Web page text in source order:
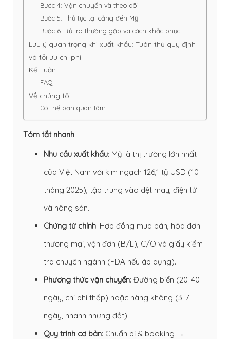
Bước 4: Vận chuyển và theo dõi
Bước 5: Thủ tục tại cảng đến Mỹ
Bước 6: Rủi ro thường gặp và cách khắc phục
Lưu ý quan trọng khi xuất khẩu: Tuân thủ quy định
và tối ưu chi phí
Kết luận
FAQ
Về chúng tôi
Có thể bạn quan tâm:
Tóm tắt nhanh
Nhu cầu xuất khẩu: Mỹ là thị trường lớn nhất
của Việt Nam với kim ngạch 126,1 tỷ USD (10
tháng 2025), tập trung vào dệt may, điện tử
và nông sản.
Chứng từ chính: Hợp đồng mua bán, hóa đơn
thương mại, vận đơn (B/L), C/O và giấy kiểm
tra chuyên ngành (FDA nếu áp dụng).
Phương thức vận chuyển: Đường biển (20-40
ngày, chi phí thấp) hoặc hàng không (3-7
ngày, nhanh nhưng đắt).
Quy trình cơ bản: Chuẩn bị & booking →